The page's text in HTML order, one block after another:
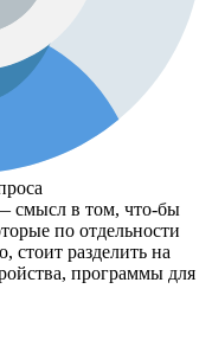
смысл в том, что-бы
по отдельности
стоит разделить на
программы для